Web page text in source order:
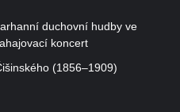
duchovní hudby ve
koncert
(1856–1909)